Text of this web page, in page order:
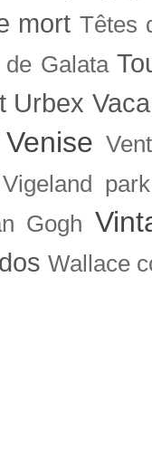
mort Têtes
de Galata
Urbex
Venise
Vigeland park
Gogh
Wallace